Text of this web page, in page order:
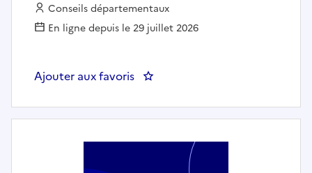
Employeur :
Conseils départementaux
En ligne depuis le 29 juillet 2026
Ajouter aux favoris : Agent d'entretien polyvalent